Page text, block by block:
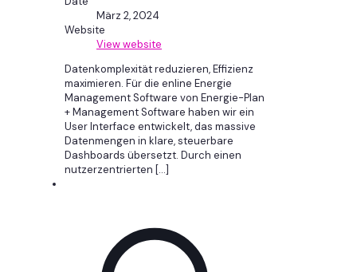
März 2, 2024
Website
View website
Datenkomplexität reduzieren, Effizienz
maximieren. Für die enline Energie
Management Software von Energie-Plan
+ Management Software haben wir ein
User Interface entwickelt, das massive
Datenmengen in klare, steuerbare
Dashboards übersetzt. Durch einen
nutzerzentrierten […]